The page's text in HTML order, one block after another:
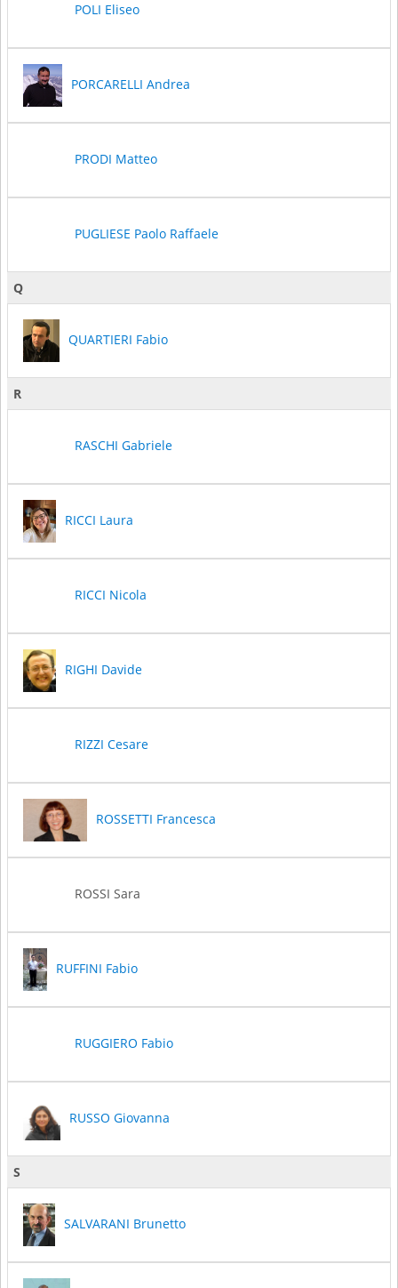
POLI Eliseo
PORCARELLI Andrea
PRODI Matteo
PUGLIESE Paolo Raffaele
Q
QUARTIERI Fabio
R
RASCHI Gabriele
RICCI Laura
RICCI Nicola
RIGHI Davide
RIZZI Cesare
ROSSETTI Francesca
ROSSI Sara
RUFFINI Fabio
RUGGIERO Fabio
RUSSO Giovanna
S
SALVARANI Brunetto